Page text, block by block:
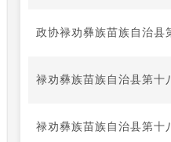
政协禄劝彝族苗族自治县
禄劝彝族苗族自治县第十
禄劝彝族苗族自治县第十